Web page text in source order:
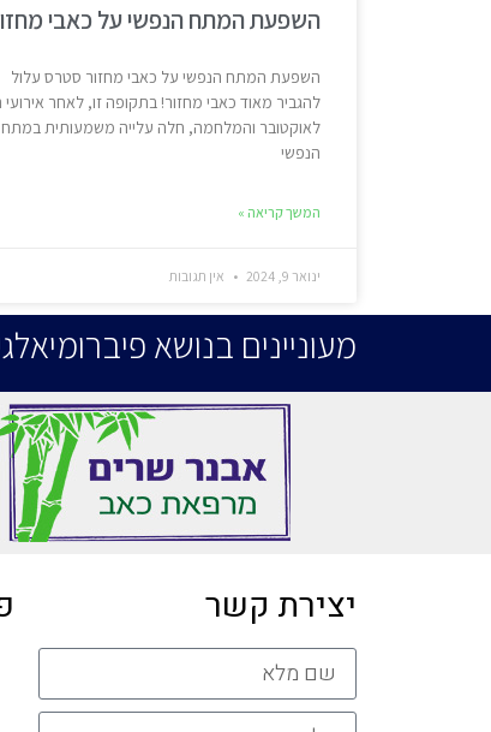
השפעת המתח הנפשי על כאבי
השפעת המתח הנפשי על כאבי מחזור סטרס עלול
לאוקטובר והמלחמה, חלה עלייה משמעותית במתח
הנפשי
המשך קריאה »
ינואר 9, 2024 אין תגובות
מעוניינים בנושא
יצירת קשר